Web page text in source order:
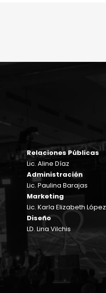
Relaciones Públicas
Lic. Aline Díaz
Administración
Lic. Paulina Barajas
Marketing
Lic. Karla Elizabeth López
Diseño
LD. Lina Vilchis